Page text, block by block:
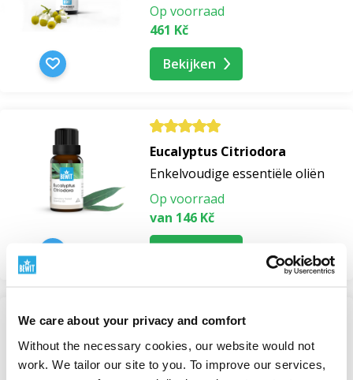
We care about your privacy and comfort
Without the necessary cookies, our website would not
work. We tailor our site to you. To improve our services,
Op voorraad
461 Kč
Bekijken
Eucalyptus Citriodora
Enkelvoudige essentiële oliën
Op voorraad
van 146 Kč
Geranium Bourbon
Enkelvoudige essentiële oliën